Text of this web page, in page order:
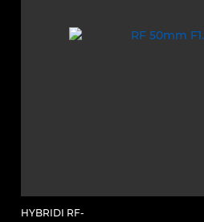
HYBRIDI RF-